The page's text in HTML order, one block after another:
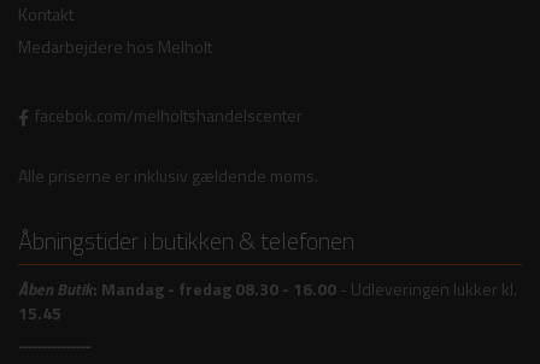
Kontakt
Medarbejdere hos Melholt
facebok.com/melholtshandelscenter
Alle priserne er inklusiv gældende moms.
Åbningstider i butikken & telefonen
ÅbenButik: Mandag - fredag 08.30 - 16.00- Udleveringen lukker kl.
15.45
---------------